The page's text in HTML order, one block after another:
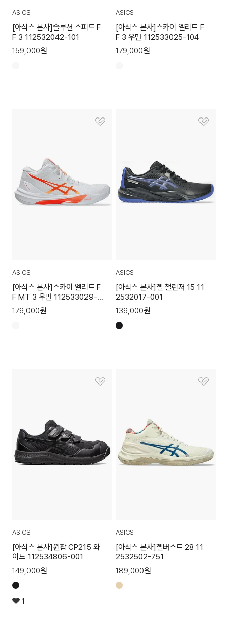
ASICS
[아식스 본사]솔루션 스피드 F
F 3 112532042-101
159,000원
ASICS
[아식스 본사]스카이 엘리트 F
F 3 우먼 112533025-104
179,000원
ASICS
[아식스 본사]스카이 엘리트 F
F MT 3 우먼 112533029-1
04
179,000원
ASICS
[아식스 본사]젤 챌린저 15 11
2532017-001
139,000원
ASICS
[아식스 본사]윈잡 CP215 와
이드 112534806-001
149,000원
1
ASICS
[아식스 본사]젤버스트 28 11
2532502-751
189,000원